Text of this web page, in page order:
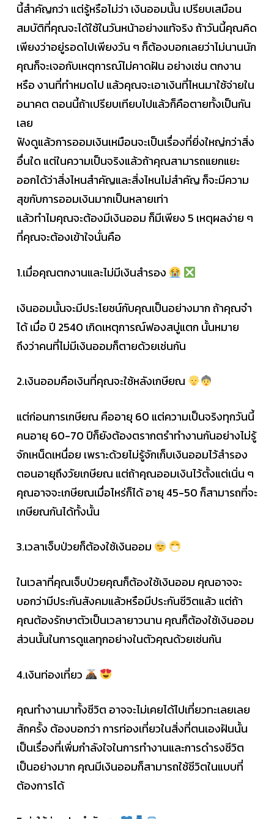
นี้สำคัญกว่า แต่รู้หรือไม่ว่า เงินออมนั้น เปรียบเสมือน
สมบัติที่คุณจะได้ใช้ในวันหน้าอย่างแท้จริง ถ้าวันนี้คุณคิด
เพียงว่าอยู่รอดไปเพียงวัน ๆ ก็ต้องบอกเลยว่าไม่นานนัก
คุณก็จะเจอกับเหตุการณ์ไม่คาดฝัน อย่างเช่น ตกงาน
หรือ งานที่ทำหมดไป แล้วคุณจะเอาเงินที่ไหนมาใช้จ่ายใน
อนาคต ตอนนี้ถ้าเปรียบเทียบไปแล้วก็คือตายทั้งเป็นกัน
เลย
ฟังดูแล้วการออมเงินเหมือนจะเป็นเรื่องที่ยิ่งใหญ่กว่าสิ่ง
อื่นใด แต่ในความเป็นจริงแล้วถ้าคุณสามารถแยกแยะ
ออกได้ว่าสิ่งไหนสำคัญและสิ่งไหนไม่สำคัญ ก็จะมีความ
สุขกับการออมเงินมากเป็นหลายเท่า
แล้วทำไมคุณจะต้องมีเงินออม ก็มีเพียง 5 เหตุผลง่าย ๆ
ที่คุณจะต้องเข้าใจนั่นคือ
1.เมื่อคุณตกงานและไม่มีเงินสำรอง
เงินออมนั้นจะมีประโยชน์กับคุณเป็นอย่างมาก ถ้าคุณจำ
ได้ เมื่อ ปี 2540 เกิดเหตุการณ์ฟองสบู่แตก นั้นหมาย
ถึงว่าคนที่ไม่มีเงินออมก็ตายด้วยเช่นกัน
2.เงินออมคือเงินที่คุณจะใช้หลังเกษียณ
แต่ก่อนการเกษียณ คืออายุ 60 แต่ความเป็นจริงทุกวันนี้
คนอายุ 60-70 ปีก็ยังต้องตรากตรำทำงานกันอย่างไม่รู้
จักเหน็ดเหนื่อย เพราะด้วยไม่รู้จักเก็บเงินออมไว้สำรอง
ตอนอายุถึงวัยเกษียณ แต่ถ้าคุณออมเงินไว้ตั้งแต่เนิ่น ๆ
คุณอาจจะเกษียณเมื่อไหร่ก็ได้ อายุ 45-50 ก็สามารถที่จะ
เกษียณกันได้ทั้งนั้น
3.เวลาเจ็บป่วยก็ต้องใช้เงินออม
ในเวลาที่คุณเจ็บป่วยคุณก็ต้องใช้เงินออม คุณอาจจะ
บอกว่ามีประกันสังคมแล้วหรือมีประกันชีวิตแล้ว แต่ถ้า
คุณต้องรักษาตัวเป็นเวลายาวนาน คุณก็ต้องใช้เงินออม
ส่วนนั้นในการดูแลทุกอย่างในตัวคุณด้วยเช่นกัน
4.เงินท่องเที่ยว
คุณทำงานมาทั้งชีวิต อาจจะไม่เคยได้ไปเที่ยวทะเลยเลย
สักครั้ง ต้องบอกว่า การท่องเที่ยวในสิ่งที่ตนเองฝันนั้น
เป็นเรื่องที่เพิ่มกำลังใจในการทำงานและการดำรงชีวิต
เป็นอย่างมาก คุณมีเงินออมก็สามารถใช้ชีวิตในแบบที่
ต้องการได้